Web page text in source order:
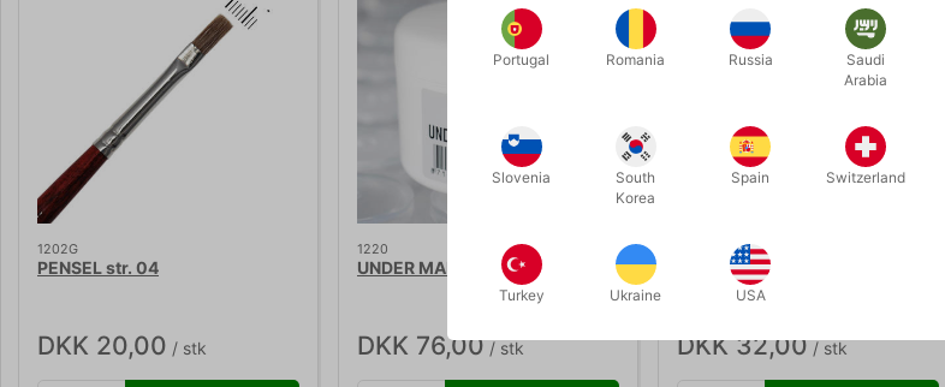
1202G
PENSEL str. 04
DKK 20,00 / stk
1220
UNDER MAKE-UP BASE
DKK 76,00 / stk
SMINKESVAMP LATEX 4 stk
DKK 32,00 / stk
Portugal Romania Russia
Saudi
Arabia
Slovenia
South
Korea
Spain Switzerland
Turkey Ukraine USA